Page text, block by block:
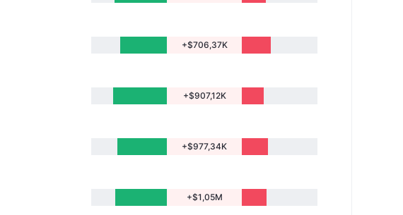
+$706,37K
+$907,12K
+$977,34K
+$1,05M